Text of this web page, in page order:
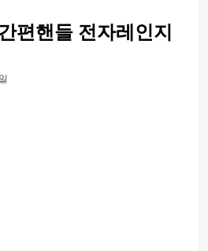
편핸들 전자레인지